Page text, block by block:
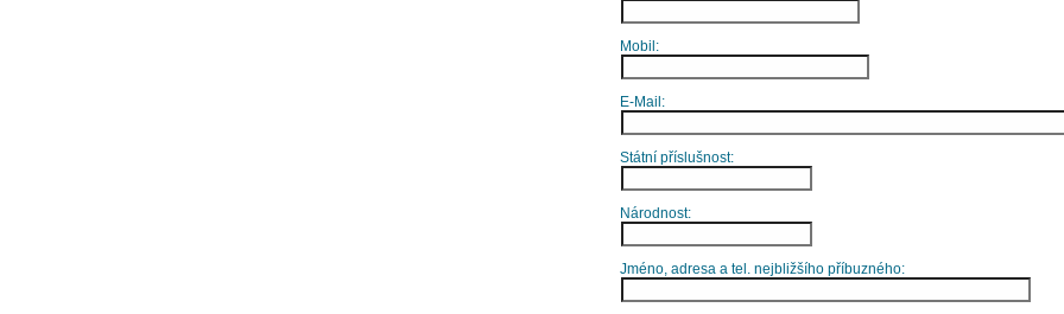
Mobil:
E-Mail:
Státní příslušnost:
Národnost:
Jméno, adresa a tel. nejbližšího příbuzného: